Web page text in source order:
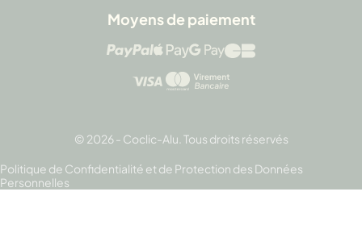
Moyens de paiement
© 2026 - Coclic-Alu. Tous droits réservés
Politique de Confidentialité et de Protection des Données
Personnelles